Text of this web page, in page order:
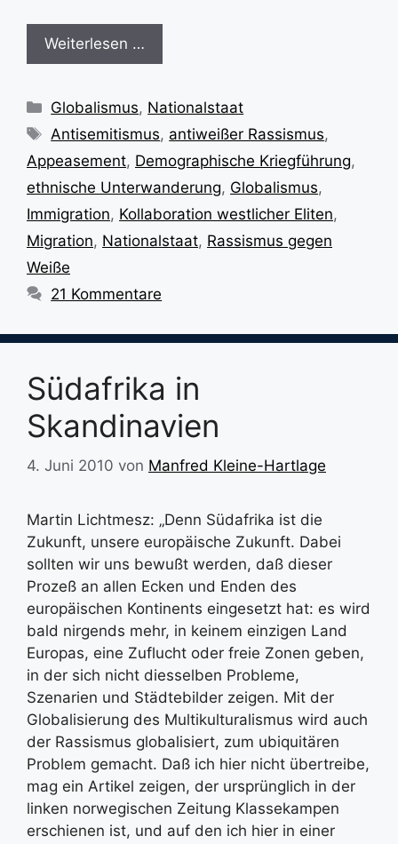
Weiterlesen …
Kategorien
Globalismus, Nationalstaat
Schlagwörter
Antisemitismus, antiweißer Rassismus,
Appeasement, Demographische Kriegführung,
ethnische Unterwanderung, Globalismus,
Immigration, Kollaboration westlicher Eliten,
Migration, Nationalstaat, Rassismus gegen
Weiße
21 Kommentare
Südafrika in
Skandinavien
4. Juni 2010 von Manfred Kleine-Hartlage
Martin Lichtmesz: „Denn Südafrika ist die
Zukunft, unsere europäische Zukunft. Dabei
sollten wir uns bewußt werden, daß dieser
Prozeß an allen Ecken und Enden des
europäischen Kontinents eingesetzt hat: es wird
bald nirgends mehr, in keinem einzigen Land
Europas, eine Zuflucht oder freie Zonen geben,
in der sich nicht diesselben Probleme,
Szenarien und Städtebilder zeigen. Mit der
Globalisierung des Multikulturalismus wird auch
der Rassismus globalisiert, zum ubiquitären
Problem gemacht. Daß ich hier nicht übertreibe,
mag ein Artikel zeigen, der ursprünglich in der
linken norwegischen Zeitung Klassekampen
erschienen ist, und auf den ich hier in einer